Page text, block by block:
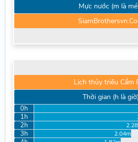
Mực nước (m là
Lịch thủy triều Cẩm
Thời gian (h là giờ)
0h
1h
2h
3h 2.04m